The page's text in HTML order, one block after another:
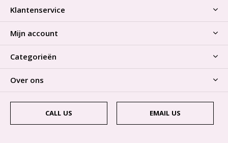
Klantenservice
Mijn account
Categorieën
Over ons
CALL US EMAIL US